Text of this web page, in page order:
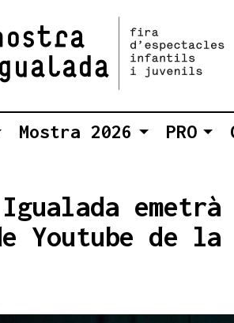
Mostra 2026 PRO
Youtube de